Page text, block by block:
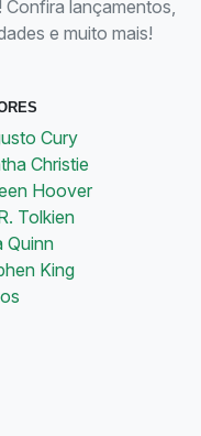
Confira lançamentos,
e muito mais!
Cury
Christie
Hoover
Tolkien
Quinn
King